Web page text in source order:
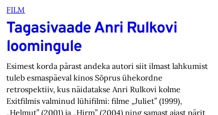
FILM
Tagasivaade Anri Rulkovi
loomingule
Esimest korda pärast andeka autori siit ilmast lahkumist
tuleb esmaspäeval kinos Sõprus ühekordne
retrospektiiv, kus näidatakse Anri Rulkovi kolme
Exitfilmis valminud lühifilmi: filme „Juliet” (1999),
„Helmut” (2001) ja „Hirm” (2004) ning samast ajast pärit